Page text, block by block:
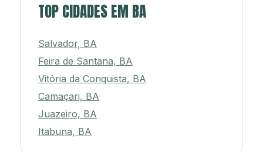
TOP CIDADES EM BA
Salvador, BA
Feira de Santana, BA
Vitória da Conquista, BA
Camaçari, BA
Juazeiro, BA
Itabuna, BA